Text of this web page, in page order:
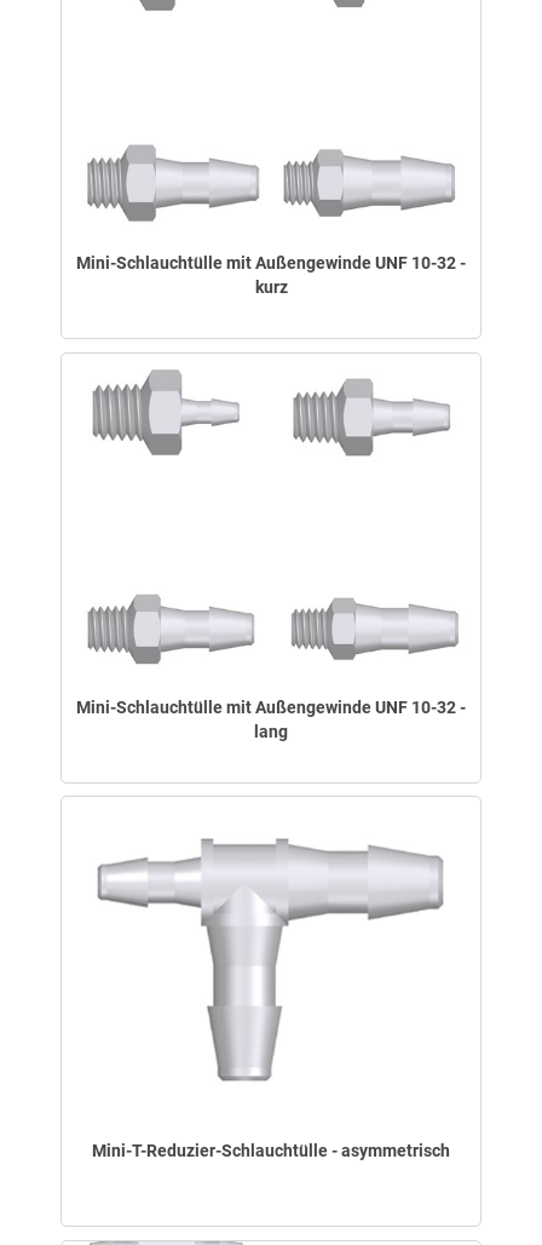
Mini-Schlauchtülle mit Außengewinde UNF 10-32 -
kurz
Mini-Schlauchtülle mit Außengewinde UNF 10-32 -
lang
Mini-T-Reduzier-Schlauchtülle - asymmetrisch